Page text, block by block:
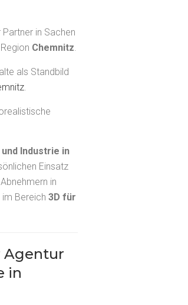
in Sachen
Chemnitz.
als Standbild
.
Industrie in
Einsatz
in
Bereich 3D für
Agentur
in